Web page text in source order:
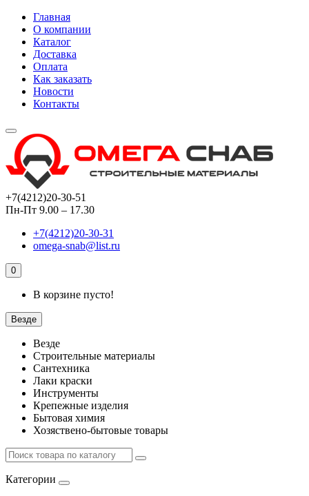
Главная
О компании
Каталог
Доставка
Оплата
Как заказать
Новости
Контакты
+7(4212)20-30-51
Пн-Пт 9.00 – 17.30
+7(4212)20-30-31
omega-snab@list.ru
0
В корзине пусто!
Везде
Везде
Строительные материалы
Сантехника
Лаки краски
Инструменты
Крепежные изделия
Бытовая химия
Хозяствено-бытовые товары
Категории